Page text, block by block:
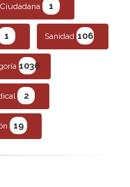
1
1 Sanidad 106
1036
2
19